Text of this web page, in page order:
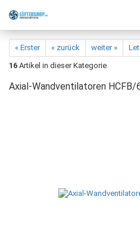
« Erster « zurück weiter »
16 Artikel in dieser Kategorie
Axial-Wandventilatoren HCFB/